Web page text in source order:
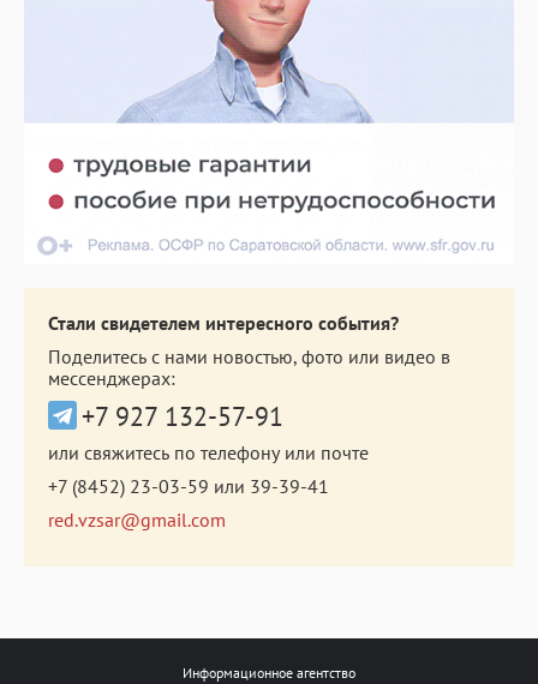
Стали свидетелем интересного события?
Поделитесь с нами новостью, фото или видео в
мессенджерах:
+7 927 132-57-91
или свяжитесь по телефону или почте
+7 (8452) 23-03-59 или 39-39-41
red.vzsar@gmail.com
Информационное агентство